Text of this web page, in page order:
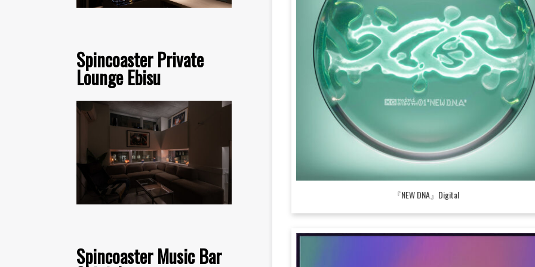
Spincoaster Private
Lounge Ebisu
Spincoaster Music Bar
『NEW DNA』Digital